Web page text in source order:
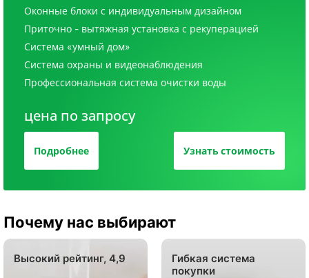
Оконные блоки с индивидуальным дизайном
Приточно - вытяжная установка с рекуперацией
Система «умный дом»
Система охраны и видеонаблюдения
Профессиональная система очистки воды
цена по запросу
Подробнее Узнать стоимость
Почему нас выбирают
Высокий рейтинг, 4,9
Гибкая система
покупки